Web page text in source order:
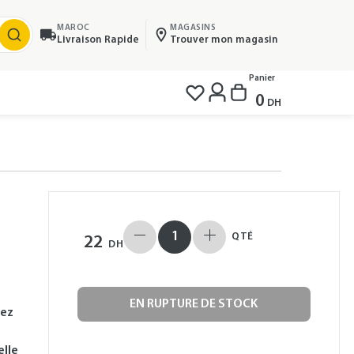
MAROC
Livraison Rapide
MAGASINS
Trouver mon magasin
Panier
0 DH
22 DH
QTÉ
EN RUPTURE DE STOCK